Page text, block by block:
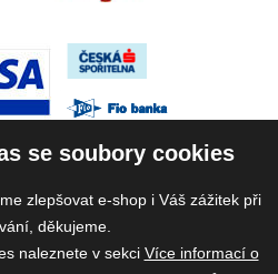
se soubory cookies
zlepšovat e-shop i Váš zážitek při
děkujeme.
naleznete v sekci Více informací o